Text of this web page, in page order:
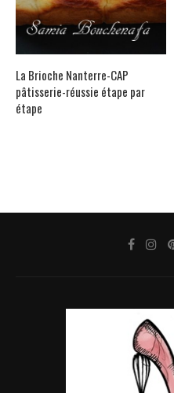
La Brioche Nanterre-CAP
pâtisserie-réussie étape par
étape